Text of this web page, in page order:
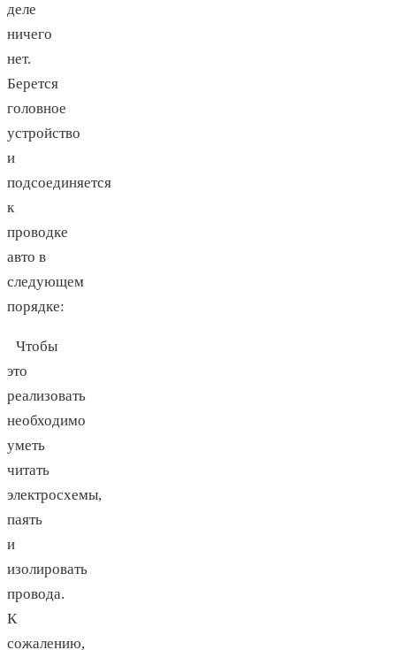
деле
ничего
нет.
Берется
головное
устройство
и
подсоединяется
к
проводке
авто в
следующем
порядке:
Чтобы
это
реализовать
необходимо
уметь
читать
электросхемы,
паять
и
изолировать
провода.
К
сожалению,